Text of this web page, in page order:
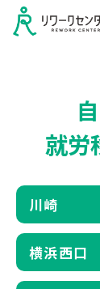
就労
川崎
横浜西口